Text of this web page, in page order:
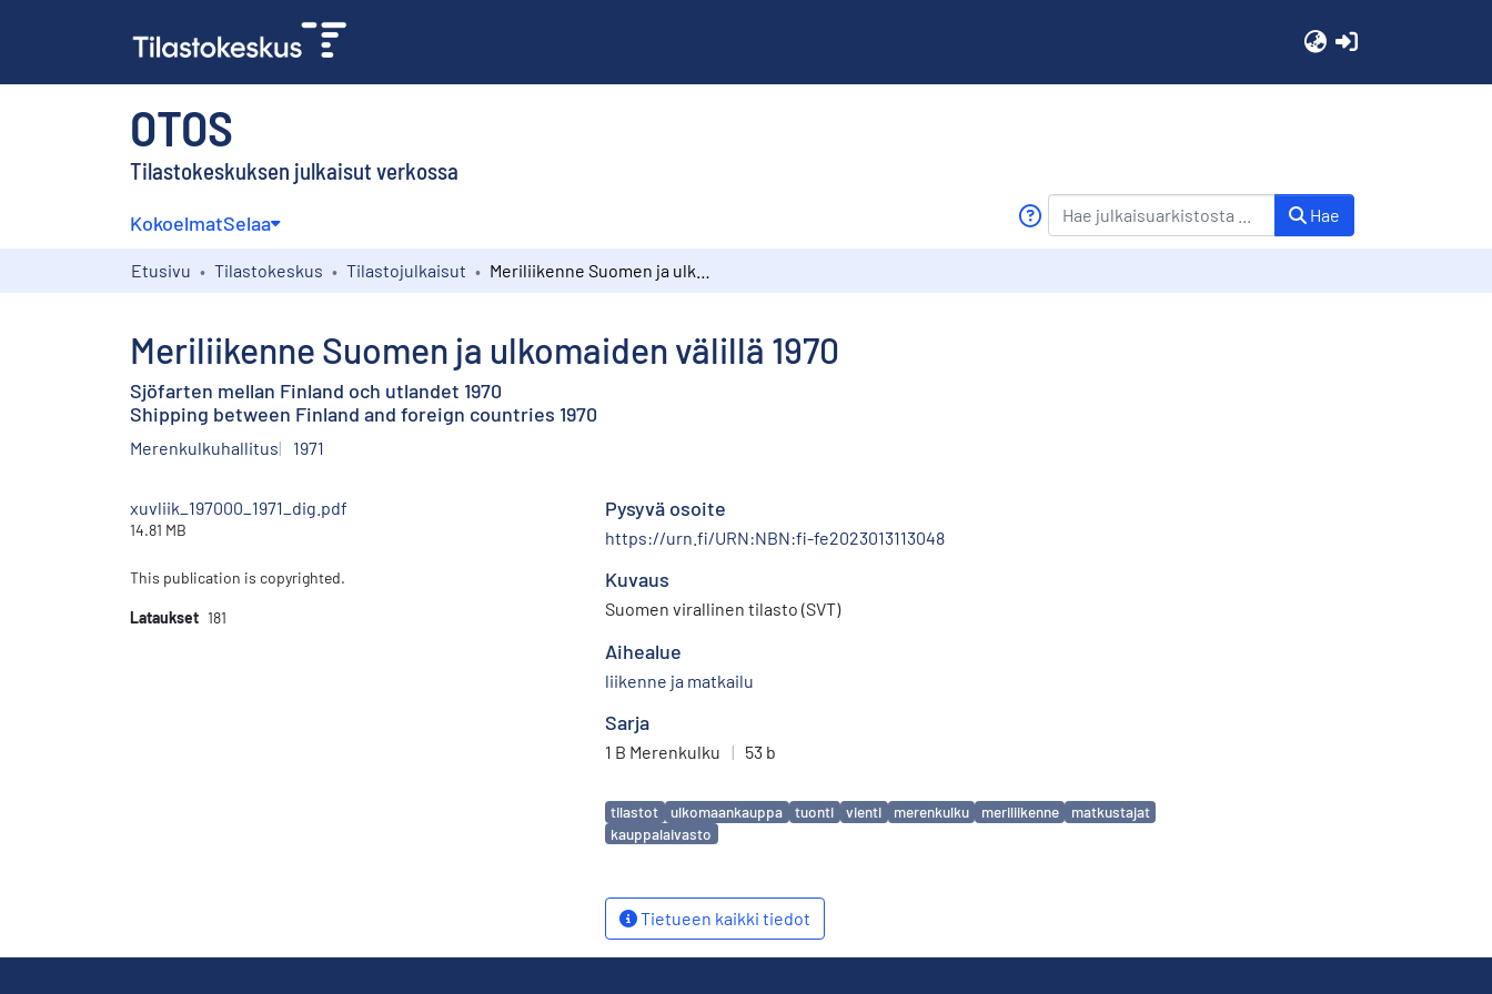
OTOS
Tilastokeskuksen julkaisut verkossa
KokoelmatSelaa Hae
Etusivu Tilastokeskus Tilastojulkaisut
Meriliikenne Suomen ja ulkomaiden välillä 1970
Sjöfarten mellan Finland och utlandet 1970
Shipping between Finland and foreign countries 1970
Merenkulkuhallitus 1971
xuvliik_197000_1971_dig.pdf
14.81 MB
This publication is copyrighted.
Lataukset 181
Pysyvä osoite
https://urn.fi/URN:NBN:fi-fe2023013113048
Kuvaus
Suomen virallinen tilasto (SVT)
Aihealue
liikenne ja matkailu
Sarja
1 B Merenkulku | 53 b
Avainsanat
tilastot ulkomaankauppa tuonti vienti merenkulku meriliikenne
matkustajat
kauppalaivasto
Tietueen kaikki tiedot